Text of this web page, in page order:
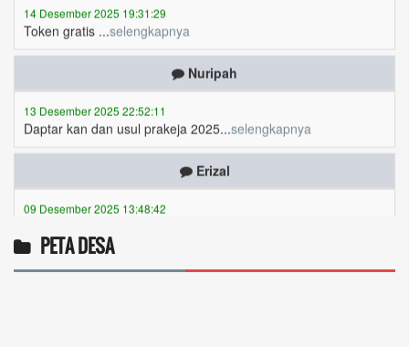
Nuripah
Daptar kan dan usul prakeja 2025...selengkapnya
Erizal
Token listrik...selengkapnya
06 Desember 2025 18:38:17
PETA DESA